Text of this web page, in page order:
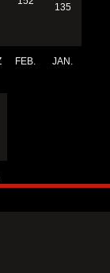
FEB.
135
JAN.